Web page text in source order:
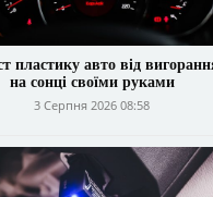
пластику авто від
на сонці своїми руками
3 Серпня 2026 08:58